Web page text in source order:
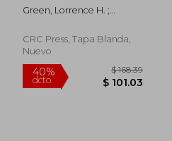
45% $ 175.35
Inglés)
Green, Lorrence H. ;
CRC Press, Tapa Blanda,
Nuevo